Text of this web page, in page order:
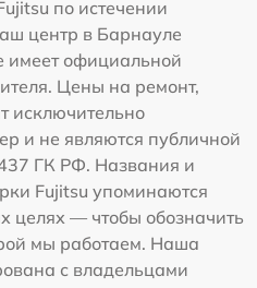
по истечении
центр в Барнауле
имеет официальной
Цены на ремонт,
исключительно
и не являются публичной
ГК РФ. Названия и
Fujitsu упоминаются
целях — чтобы обозначить
мы работаем. Наша
с владельцами